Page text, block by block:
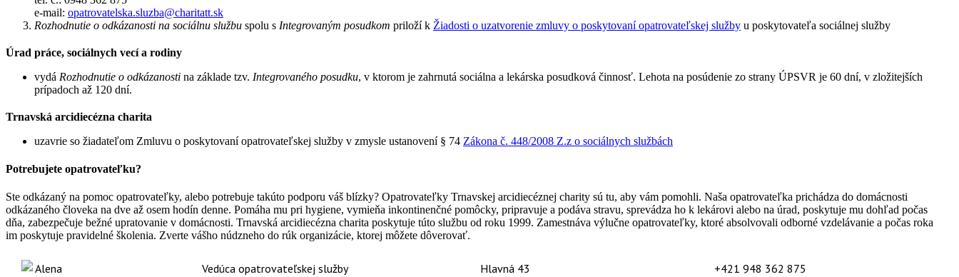
e-mail: opatrovatelska.sluzba@charitatt.sk
Rozhodnutie o odkázanosti na sociálnu službu spolu s Integrovaným posudkom priloží k Žiadosti o uzatvorenie zmluvy o poskytovaní opatrovateľskej služby u poskytovateľa sociálnej služby
Úrad práce, sociálnych vecí a rodiny
vydá Rozhodnutie o odkázanosti na základe tzv. Integrovaného posudku, v ktorom je zahrnutá sociálna a lekárska posudková činnosť. Lehota na posúdenie zo strany ÚPSVR je 60 dní, v zložitejších
prípadoch až 120 dní.
Trnavská arcidiecézna charita
uzavrie so žiadateľom Zmluvu o poskytovaní opatrovateľskej služby v zmysle ustanovení § 74 Zákona č. 448/2008 Z.z o sociálnych službách
Potrebujete opatrovateľku?
Ste odkázaný na pomoc opatrovateľky, alebo potrebuje takúto podporu váš blízky? Opatrovateľky Trnavskej arcidiecéznej charity sú tu, aby vám pomohli. Naša opatrovateľka prichádza do domácnosti
odkázaného človeka na dve až osem hodín denne. Pomáha mu pri hygiene, vymieňa inkontinenčné pomôcky, pripravuje a podáva stravu, sprevádza ho k lekárovi alebo na úrad, poskytuje mu dohľad počas
dňa, zabezpečuje bežné upratovanie v domácnosti. Trnavská arcidiecézna charita poskytuje túto službu od roku 1999. Zamestnáva výlučne opatrovateľky, ktoré absolvovali odborné vzdelávanie a počas roka
im poskytuje pravidelné školenia. Zverte vášho núdzneho do rúk organizácie, ktorej môžete dôverovať.
Vedúca opatrovateľskej služby
Hlavná 43
+421 948 362 875